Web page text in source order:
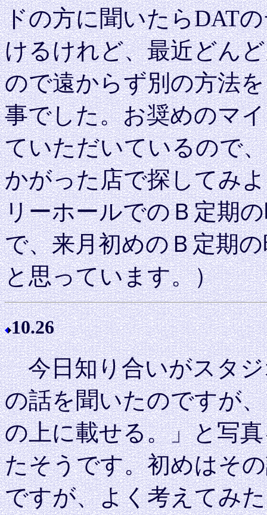
ドの方に聞いたらDAT
けるけれど、最近どん
ので遠からず別の方法
事でした。お奨めのマ
ていただいているので
かがった店で探してみ
リーホールでのＢ定期
で、来月初めのＢ定期
と思っています。）
10.26
今日知り合いがスタジ
の話を聞いたのですが
の上に載せる。」と写
たそうです。初めはそ
ですが、よく考えてみ